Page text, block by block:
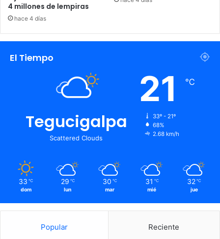
4 millones de lempiras
hace 4 días
El Tiempo
Tegucigalpa
Scattered Clouds
21 ℃
33º - 21º
68%
2.68 km/h
33 ℃
dom
29 ℃
lun
30 ℃
mar
31 ℃
mié
32 ℃
jue
Popular Reciente